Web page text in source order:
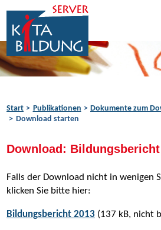
Zum Inhalt springen
Zur Navigation springen
Zum Fußbereich springen
Start Publikationen
Dokumente zum
Download starten
Download: Bildungsbericht
Falls der Download nicht in wenigen
klicken Sie bitte hier:
Bildungsbericht 2013 (137 kB, nicht